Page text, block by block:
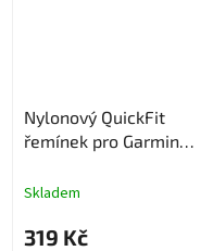
Nylonový QuickFit
řemínek pro Garmin
Skladem
319 Kč